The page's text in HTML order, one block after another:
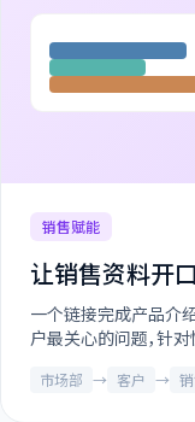
销售赋能
让销售资料开
一个链接完成产品介
户最关心的问题，针对
市场部 → 客户 →